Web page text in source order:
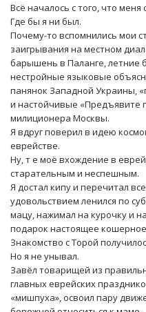
Всё началось с того, что
Где бы я ни был.
Почему-то вспомнились мои
заигрывания на местном
барышень в Паланге, летние
нестройные языковые
панянок Западной Украины,
и настойчивые «Предъявите
милиционера Москвы.
Я вдруг поверил в идею
еврействе.
Ну, т е моё вхождение в
старательным и неспешным.
Я достал кипу и перечитал
удовольствием ленился по
мацу, нажимал на курочку и
подарок настоящее
Знакомство с Торой
Но я не унывал.
Завёл товарищей из
главных еврейских
«мишпуха», освоил пару